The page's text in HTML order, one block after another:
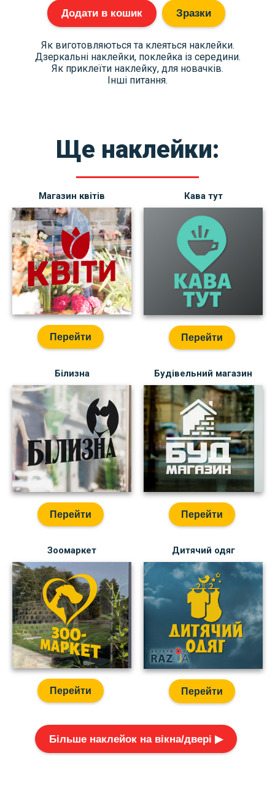
Додати в кошик Зразки
Як виготовляються та клеяться наклейки.
Дзеркальні наклейки, поклейка із середини.
Як приклеїти наклейку, для новачків.
Інші питання.
Ще наклейки:
Магазин квітів
Перейти
Кава тут
Перейти
Білизна
Перейти
Будівельний магазин
Перейти
Зоомаркет
Перейти
Дитячий одяг
Перейти
Більше наклейок на вікна/двері ▶